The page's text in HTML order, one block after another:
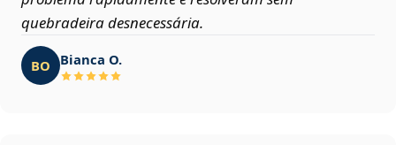
quebradeira desnecessária.
BO Bianca O.